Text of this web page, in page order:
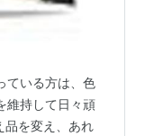
ている方は、色
維持して日々頑
品を変え、あれ